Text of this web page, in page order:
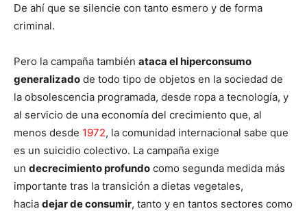
De ahí que se silencie con tanto esmero y de forma
criminal.
Pero la campaña también ataca el hiperconsumo
generalizado de todo tipo de objetos en la sociedad de
la obsolescencia programada, desde ropa a tecnología, y
al servicio de una economía del crecimiento que, al
menos desde 1972, la comunidad internacional sabe que
es un suicidio colectivo. La campaña exige
un decrecimiento profundo como segunda medida más
importante tras la transición a dietas vegetales,
hacia dejar de consumir, tanto y en tantos sectores como